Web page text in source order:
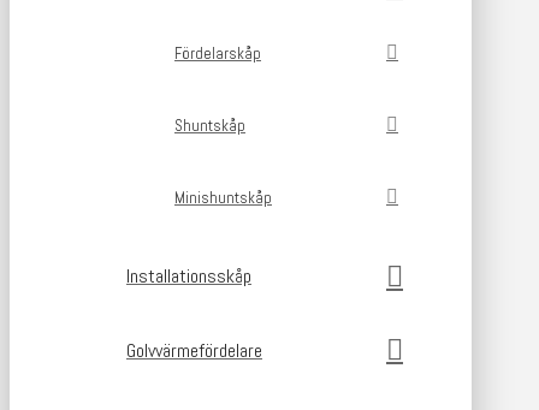
Fördelarskåp
Shuntskåp
Minishuntskåp
Installationsskåp
Golvvärmefördelare